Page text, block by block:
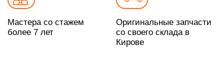
Мастера со стажем
более 7 лет
Оригинальные запчасти
со своего склада в
Кирове